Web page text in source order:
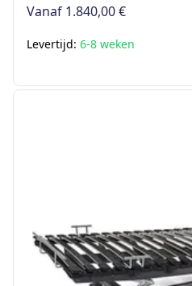
Vanaf 1.840,00 €
Levertijd: 6-8 weken